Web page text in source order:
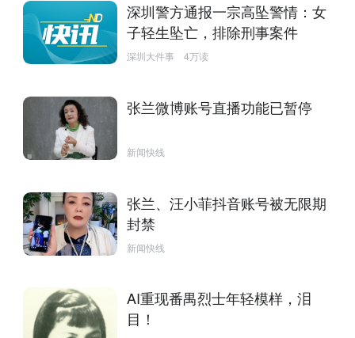
深圳警方通报一宗高坠警情：女
子轻生坠亡，排除刑事案件
深圳大件事 4万读
张兰微博账号直播功能已暂停
新闻快线
张兰、汪小菲抖音账号被无限期
封禁
新闻快线
AI重现番禺烈士年轻模样，泪
目！